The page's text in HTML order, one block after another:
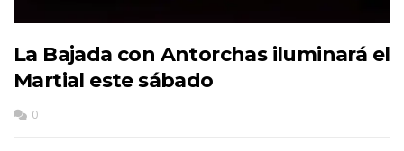
La Bajada con Antorchas iluminará el
Martial este sábado
0